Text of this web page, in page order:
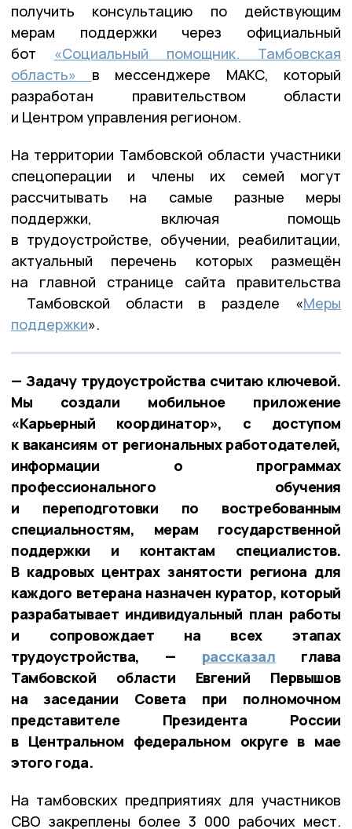
получить консультацию по действующим
мерам поддержки через официальный
бот «Социальный помощник. Тамбовская
область» в мессенджере МАКС, который
разработан правительством области
и Центром управления регионом.
На территории Тамбовской области участники
спецоперации и члены их семей могут
рассчитывать на самые разные меры
поддержки, включая помощь
в трудоустройстве, обучении, реабилитации,
актуальный перечень которых размещён
на главной странице сайта правительства
Тамбовской области в разделе «Меры
поддержки».
— Задачу трудоустройства считаю ключевой.
Мы создали мобильное приложение
«Карьерный координатор», с доступом
к вакансиям от региональных работодателей,
информации о программах
профессионального обучения
и переподготовки по востребованным
специальностям, мерам государственной
поддержки и контактам специалистов.
В кадровых центрах занятости региона для
каждого ветерана назначен куратор, который
разрабатывает индивидуальный план работы
и сопровождает на всех этапах
трудоустройства, — рассказал глава
Тамбовской области Евгений Первышов
на заседании Совета при полномочном
представителе Президента России
в Центральном федеральном округе в мае
этого года.
На тамбовских предприятиях для участников
СВО закреплены более 3 000 рабочих мест.